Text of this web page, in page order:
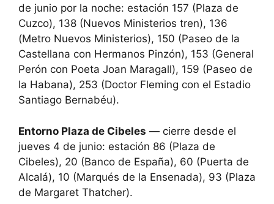
de junio por la noche: estación 157 (Plaza de
Cuzco), 138 (Nuevos Ministerios tren), 136
(Metro Nuevos Ministerios), 150 (Paseo de la
Castellana con Hermanos Pinzón), 153 (General
Perón con Poeta Joan Maragall), 159 (Paseo de
la Habana), 253 (Doctor Fleming con el Estadio
Santiago Bernabéu).
Entorno Plaza de Cibeles — cierre desde el
jueves 4 de junio: estación 86 (Plaza de
Cibeles), 20 (Banco de España), 60 (Puerta de
Alcalá), 10 (Marqués de la Ensenada), 93 (Plaza
de Margaret Thatcher).